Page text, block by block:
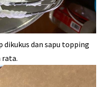
dikukus dan sapu topping
rata.